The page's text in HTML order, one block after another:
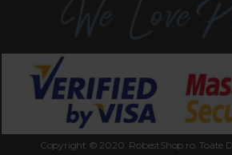
Copyright © 2020. RobestShop.ro. Toate